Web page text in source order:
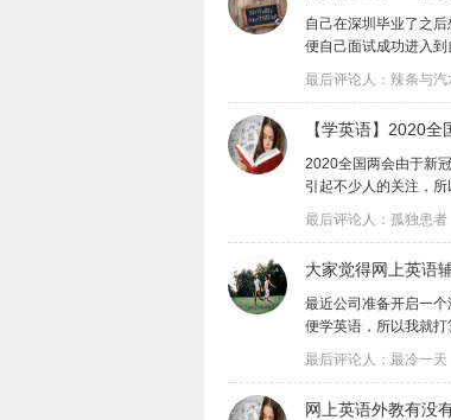
自己在深圳毕业了之
便自己面试成功进入
最后评论人：辣条与汽
【学英语】2020
2020全国两会由于新
引起不少人的关注，
最后评论人：孤独患者
大家觉得网上英语
最近公司准备开启一
便学英语，所以我就
最后评论人：最冷一天
网上英语外教有没